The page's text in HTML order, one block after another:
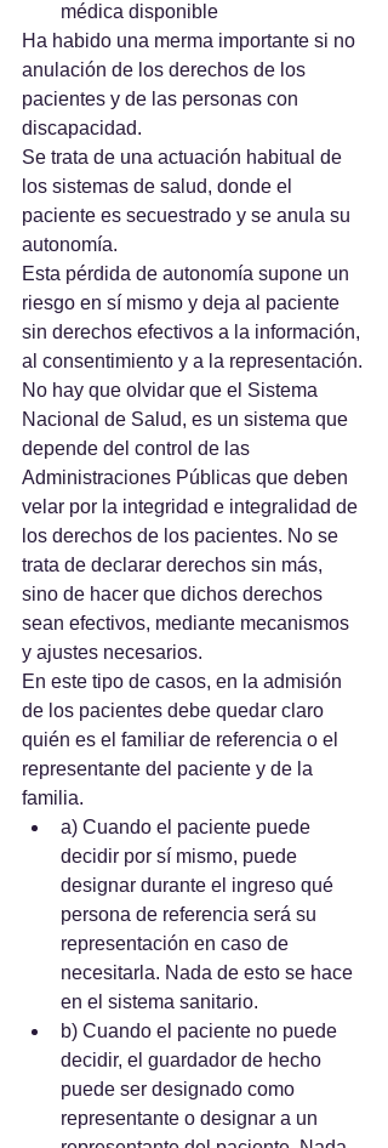
médica disponible
Ha habido una merma importante si no
anulación de los derechos de los
pacientes y de las personas con
discapacidad.
Se trata de una actuación habitual de
los sistemas de salud, donde el
paciente es secuestrado y se anula su
autonomía.
Esta pérdida de autonomía supone un
riesgo en sí mismo y deja al paciente
sin derechos efectivos a la información,
al consentimiento y a la representación.
No hay que olvidar que el Sistema
Nacional de Salud, es un sistema que
depende del control de las
Administraciones Públicas que deben
velar por la integridad e integralidad de
los derechos de los pacientes. No se
trata de declarar derechos sin más,
sino de hacer que dichos derechos
sean efectivos, mediante mecanismos
y ajustes necesarios.
En este tipo de casos, en la admisión
de los pacientes debe quedar claro
quién es el familiar de referencia o el
representante del paciente y de la
familia.
a) Cuando el paciente puede
decidir por sí mismo, puede
designar durante el ingreso qué
persona de referencia será su
representación en caso de
necesitarla. Nada de esto se hace
en el sistema sanitario.
b) Cuando el paciente no puede
decidir, el guardador de hecho
puede ser designado como
representante o designar a un